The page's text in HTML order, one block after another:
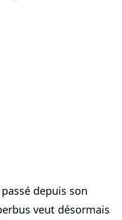
depuis son
veut désormais